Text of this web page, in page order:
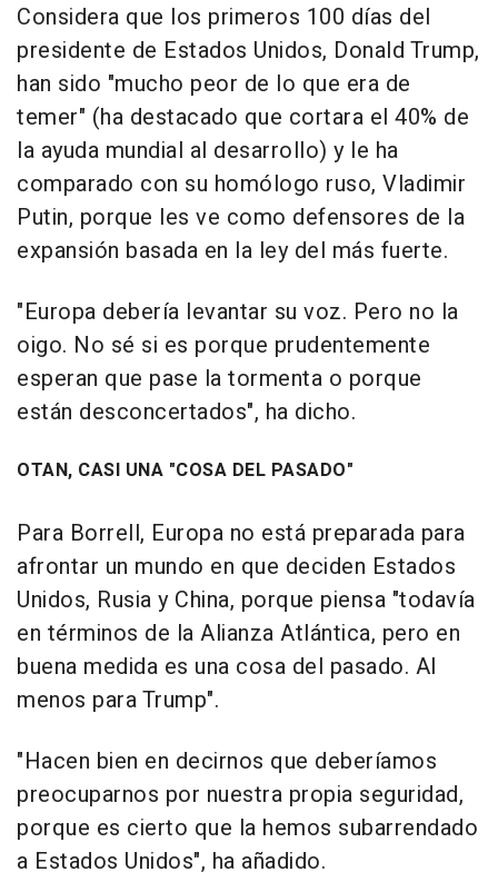
Considera que los primeros 100 días del
presidente de Estados Unidos, Donald Trump,
han sido "mucho peor de lo que era de
temer" (ha destacado que cortara el 40% de
la ayuda mundial al desarrollo) y le ha
comparado con su homólogo ruso, Vladimir
Putin, porque les ve como defensores de la
expansión basada en la ley del más fuerte.
"Europa debería levantar su voz. Pero no la
oigo. No sé si es porque prudentemente
esperan que pase la tormenta o porque
están desconcertados", ha dicho.
OTAN, CASI UNA "COSA DEL PASADO"
Para Borrell, Europa no está preparada para
afrontar un mundo en que deciden Estados
Unidos, Rusia y China, porque piensa "todavía
en términos de la Alianza Atlántica, pero en
buena medida es una cosa del pasado. Al
menos para Trump".
"Hacen bien en decirnos que deberíamos
preocuparnos por nuestra propia seguridad,
porque es cierto que la hemos subarrendado
a Estados Unidos", ha añadido.